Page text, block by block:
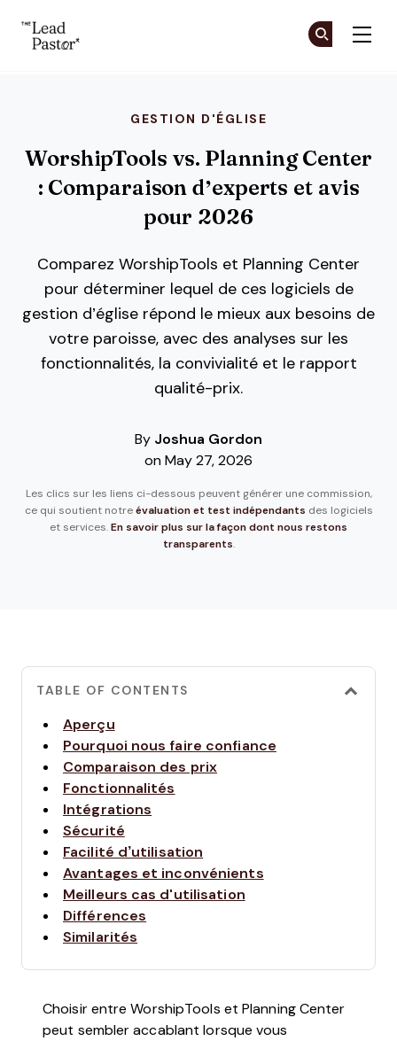
GESTION D'ÉGLISE
WorshipTools vs. Planning Center
: Comparaison d’experts et avis
pour 2026
Comparez WorshipTools et Planning Center
pour déterminer lequel de ces logiciels de
gestion d’église répond le mieux aux besoins de
votre paroisse, avec des analyses sur les
fonctionnalités, la convivialité et le rapport
qualité-prix.
By Joshua Gordon
on May 27, 2026
Les clics sur les liens ci-dessous peuvent générer une commission,
ce qui soutient notre évaluation et test indépendants des logiciels
et services. En savoir plus sur la façon dont nous restons
transparents.
TABLE OF CONTENTS
Aperçu
Pourquoi nous faire confiance
Comparaison des prix
Fonctionnalités
Intégrations
Sécurité
Facilité d’utilisation
Avantages et inconvénients
Meilleurs cas d'utilisation
Différences
Similarités
Choisir entre WorshipTools et Planning Center
peut sembler accablant lorsque vous